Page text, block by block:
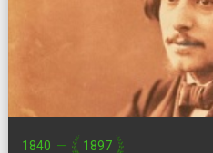
1840 — 1897